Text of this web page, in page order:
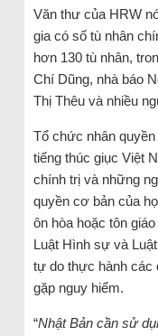
Văn thư của HRW
gia có số tù nhân
hơn 130 tù nhân,
Chí Dũng, nhà báo
Thị Thêu và nhiều
Tổ chức nhân
tiếng thúc giục Việt
chính trị và những
quyền cơ bản của
ôn hòa hoặc tôn
Luật Hình sự và
tự do thực hành các
gặp nguy hiểm.
“Nhật Bản cần sử